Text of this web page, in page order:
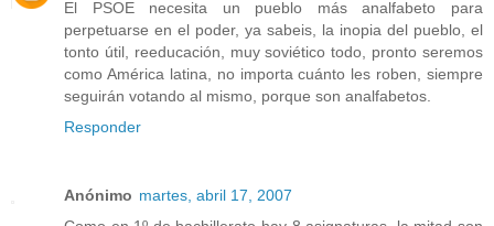
El PSOE necesita un pueblo más analfabeto para
perpetuarse en el poder, ya sabeis, la inopia del pueblo, el
tonto útil, reeducación, muy soviético todo, pronto seremos
como América latina, no importa cuánto les roben, siempre
seguirán votando al mismo, porque son analfabetos.
Responder
Anónimo martes, abril 17, 2007